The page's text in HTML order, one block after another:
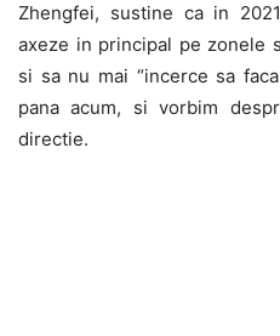
Zhengfei, sustine ca in
axeze in principal pe zonele
si sa nu mai “incerce sa
pana acum, si vorbim
directie.